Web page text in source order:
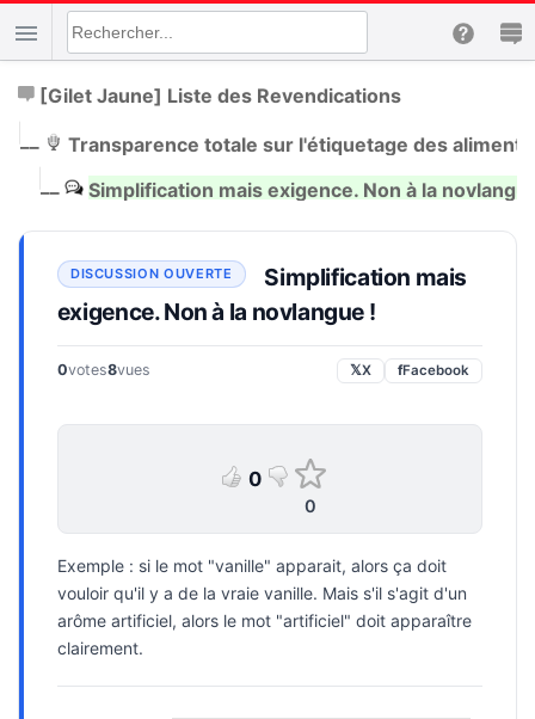
[Gilet Jaune] Liste des Revendications
__
Transparence totale sur l'étiquetage des aliments
__ Simplification mais exigence. Non à la
Simplification mais
exigence. Non à la novlangue !
0votes8vues 𝕏X fFacebook
0
0
Exemple : si le mot "vanille" apparait, alors ça doit
vouloir qu'il y a de la vraie vanille. Mais s'il s'agit d'un
arôme artificiel, alors le mot "artificiel" doit apparaître
clairement.